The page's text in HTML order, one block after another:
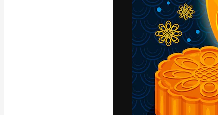
Copyright © 2010-